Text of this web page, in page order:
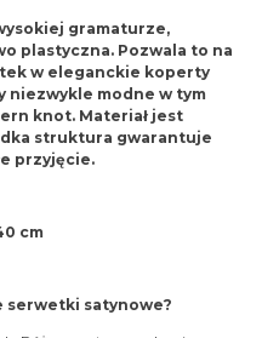
gramaturze,
plastyczna. Pozwala to na
w eleganckie koperty
niezwykle modne w tym
knot. Materiał jest
struktura gwarantuje
przyjęcie.
cm
serwetki satynowe?